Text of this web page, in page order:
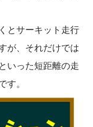
とサーキット走行
が、それだけでは
いった短距離の走
す。